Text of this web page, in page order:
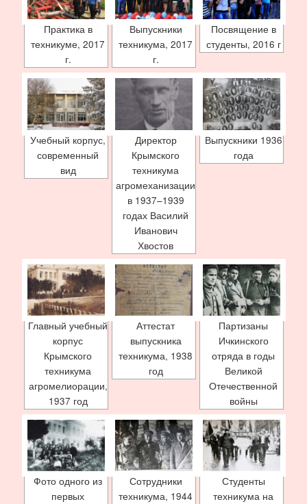
Практика в
техникуме, 2017
г.
Выпускники
техникума, 2017
г.
Посвящение в
студенты, 2016 г
Учебный корпус,
современный
вид
Директор
Крымского
техникума
агромеханизации
в 1937–1939
годах Василий
Иванович
Хвостов
Выпускники 1936
года
Главный учебный
корпус
Крымского
техникума
агромелиорации,
1937 год
Аттестат
выпускника
техникума, 1938
год
Партизаны
Ичкинского
отряда в годы
Великой
Отечественной
войны
Фото одного из
первых
Сотрудники
техникума, 1944
Студенты
техникума на